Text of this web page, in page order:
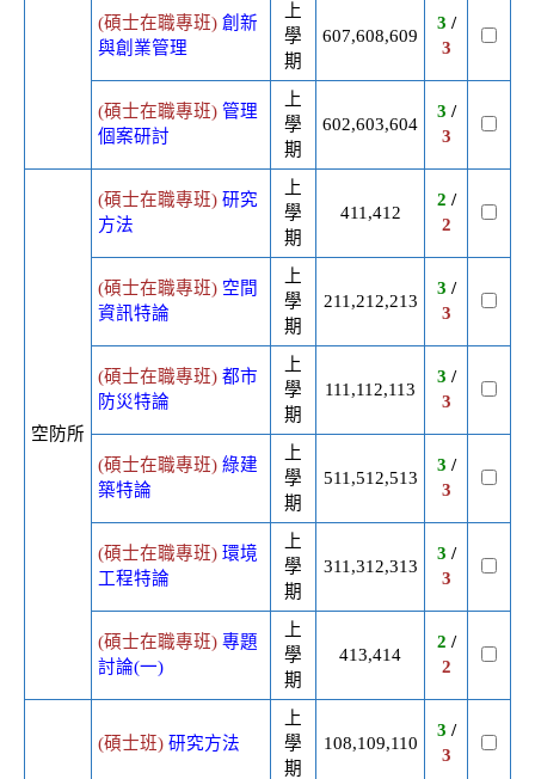
(碩士在職專班) 創新
與創業管理
上
學
期
607,608,609
3 /
3
(碩士在職專班) 管理
個案研討
上
學
期
602,603,604
3 /
3
空防所
(碩士在職專班) 研究
方法
上
學
期
411,412
2 /
2
(碩士在職專班) 空間
資訊特論
上
學
期
211,212,213
3 /
3
(碩士在職專班) 都市
防災特論
上
學
期
111,112,113
3 /
3
(碩士在職專班) 綠建
築特論
上
學
期
511,512,513
3 /
3
(碩士在職專班) 環境
工程特論
上
學
期
311,312,313
3 /
3
(碩士在職專班) 專題
討論(一)
上
學
期
413,414
2 /
2
(碩士班) 研究方法
上
學
期
108,109,110
3 /
3